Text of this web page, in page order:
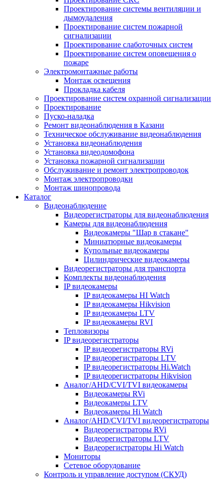
Проектирование системы вентиляции и
дымоудаления
Проектирование систем пожарной
сигнализации
Проектирование слаботочных систем
Проектирование систем оповещения о
пожаре
Электромонтажные работы
Монтаж освещения
Прокладка кабеля
Проектирование систем охранной сигнализации
Проектирование
Пуско-наладка
Ремонт видеонаблюдения в Казани
Техническое обслуживание видеонаблюдения
Установка видеонаблюдения
Установка видеодомофона
Установка пожарной сигнализации
Обслуживание и ремонт электропроводок
Монтаж электропроводки
Монтаж шинопровода
Каталог
Видеонаблюдение
Видеорегистраторы для видеонаблюдения
Камеры для видеонаблюдения
Видеокамеры "Шар в стакане"
Миниатюрные видеокамеры
Купольные видеокамеры
Цилиндрические видеокамеры
Видеорегистраторы для транспорта
Комплекты видеонаблюдения
IP видеокамеры
IP видеокамеры HI Watch
IP видеокамеры Hikvision
IP видеокамеры LTV
IP видеокамеры RVI
Тепловизоры
IP видеорегистраторы
IP видеорегистраторы RVi
IP видеорегистраторы LTV
IP видеорегистраторы Hi.Watch
IP видеорегистраторы Hikvision
Аналог/AHD/CVI/TVI видеокамеры
Видеокамеры RVi
Видеокамеры LTV
Видеокамеры Hi Watch
Аналог/AHD/CVI/TVI видеорегистраторы
Видеорегистраторы RVi
Видеорегистраторы LTV
Видеорегистраторы Hi Watch
Мониторы
Сетевое оборудование
Контроль и управление доступом (СКУД)